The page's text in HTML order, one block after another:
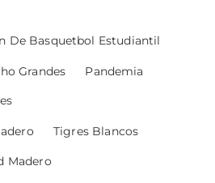
De Basquetbol Estudiantil
Grandes Pandemia
Tigres Blancos
Madero